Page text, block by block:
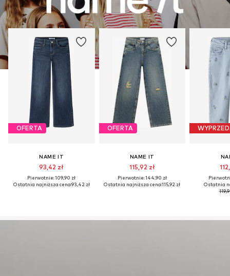
OFERTA
NAME IT
93,42 zł
Pierwotnie: 109,90 zł
Ostatnia najniższa cena:93,42 zł
OFERTA
NAME IT
115,92 zł
Pierwotnie: 144,90 zł
Ostatnia najniższa cena:115,92 zł
Ostatnia